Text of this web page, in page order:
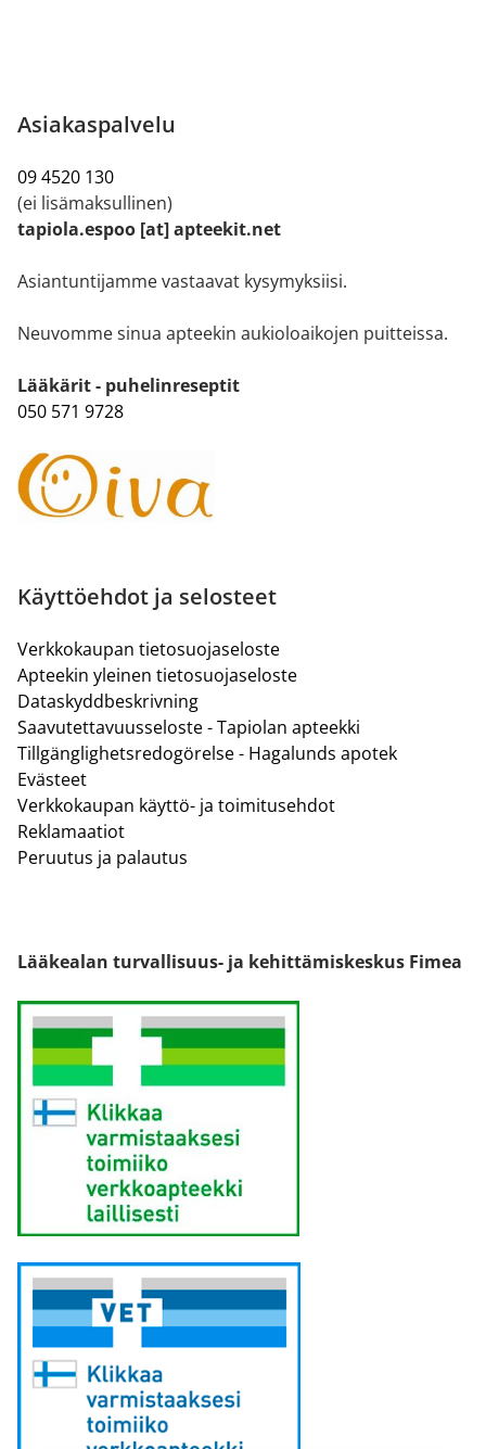
Asiakaspalvelu
09 4520 130
(ei lisämaksullinen)
tapiola.espoo [at] apteekit.net
Asiantuntijamme vastaavat kysymyksiisi.
Neuvomme sinua apteekin aukioloaikojen puitteissa.
Lääkärit - puhelinreseptit
050 571 9728
Käyttöehdot ja selosteet
Verkkokaupan tietosuojaseloste
Apteekin yleinen tietosuojaseloste
Dataskyddbeskrivning
Saavutettavuusseloste - Tapiolan apteekki
Tillgänglighetsredogörelse - Hagalunds apotek
Evästeet
Verkkokaupan käyttö- ja toimitusehdot
Reklamaatiot
Peruutus ja palautus
Lääkealan turvallisuus- ja kehittämiskeskus Fimea